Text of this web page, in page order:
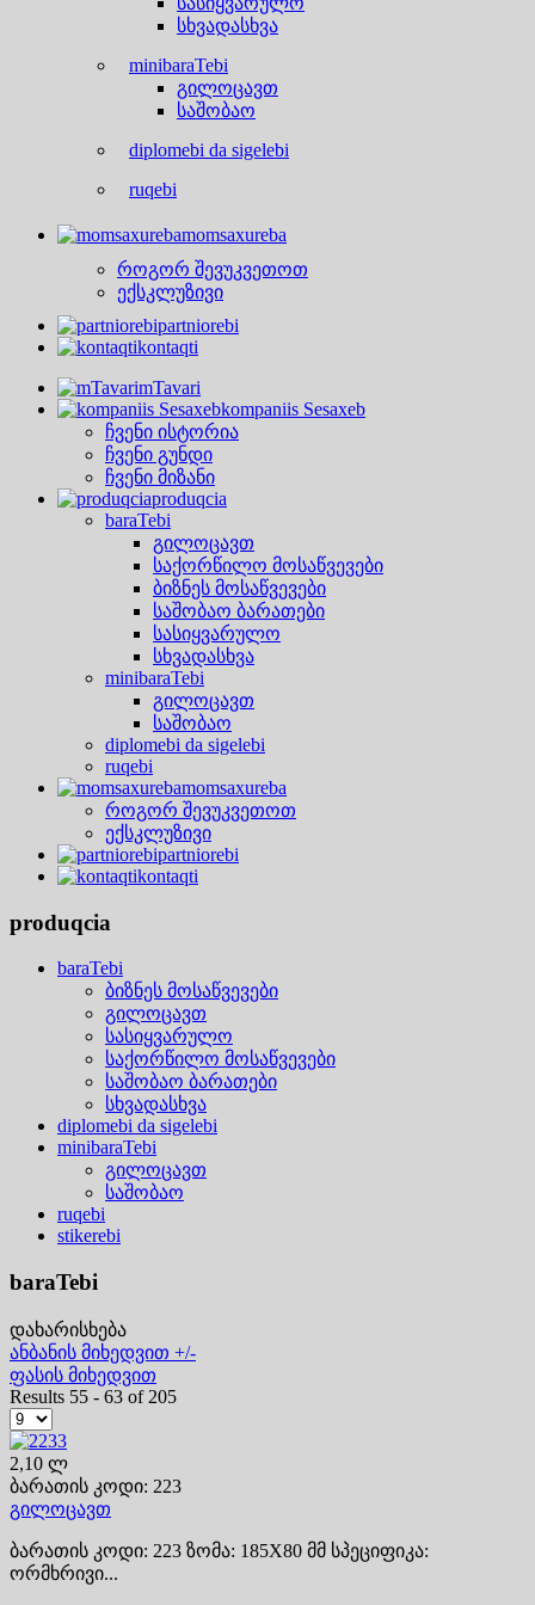
სხვადასხვა
minibaraTebi
გილოცავთ
საშობაო
diplomebi da sigelebi
ruqebi
momsaxureba
როგორ შევუკვეთოთ
ექსკლუზივი
partniorebi
kontaqti
mTavari
kompaniis Sesaxeb
ჩვენი ისტორია
ჩვენი გუნდი
ჩვენი მიზანი
produqcia
baraTebi
გილოცავთ
საქორწილო მოსაწვევები
ბიზნეს მოსაწვევები
საშობაო ბარათები
სასიყვარულო
სხვადასხვა
minibaraTebi
გილოცავთ
საშობაო
diplomebi da sigelebi
ruqebi
momsaxureba
როგორ შევუკვეთოთ
ექსკლუზივი
partniorebi
kontaqti
produqcia
baraTebi
ბიზნეს მოსაწვევები
გილოცავთ
სასიყვარულო
საქორწილო მოსაწვევები
საშობაო ბარათები
სხვადასხვა
diplomebi da sigelebi
minibaraTebi
გილოცავთ
საშობაო
ruqebi
stikerebi
baraTebi
დახარისხება
ანბანის მიხედვით +/-
ფასის მიხედვით
Results 55 - 63 of 205
2,10 ლ
ბარათის კოდი: 223
გილოცავთ
ბარათის კოდი: 223 ზომა: 185X80 მმ სპეციფიკა:
ორმხრივი...